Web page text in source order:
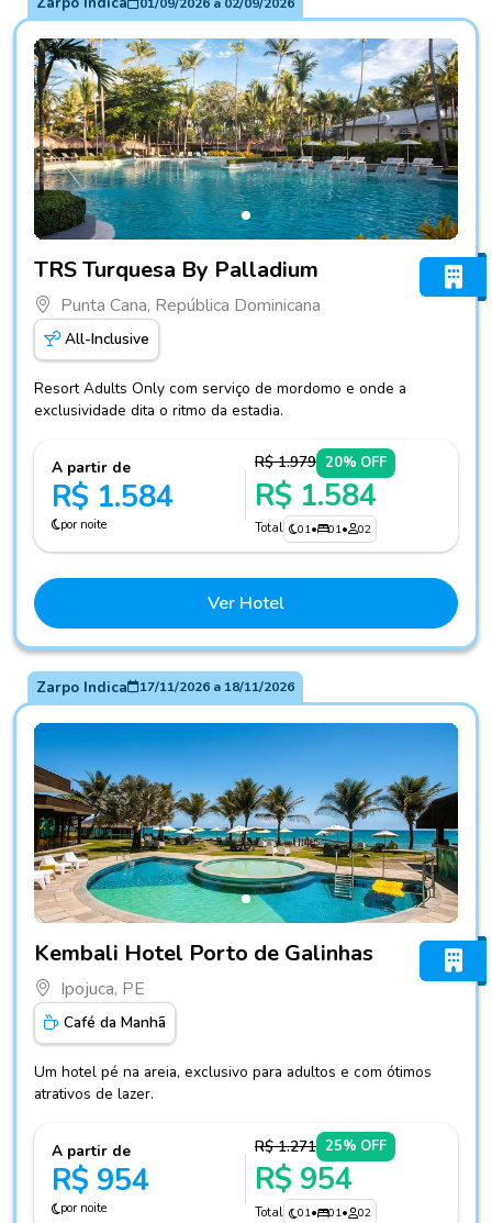
TRS Turquesa By Palladium
Punta Cana, República Dominicana
All-Inclusive
Resort Adults Only com serviço de mordomo e onde a
exclusividade dita o ritmo da estadia.
A partir de
R$ 1.584
por noite
R$ 1.979 20% OFF
R$ 1.584
Total 01• 01• 02
Ver Hotel
Zarpo Indica 17/11/2026a 18/11/2026
Kembali Hotel Porto de Galinhas
Ipojuca, PE
Café da Manhã
Um hotel pé na areia, exclusivo para adultos e com ótimos
atrativos de lazer.
A partir de
R$ 954
por noite
R$ 1.271 25% OFF
R$ 954
Total 01• 01• 02